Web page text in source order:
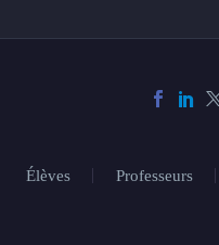
Élèves Professeurs